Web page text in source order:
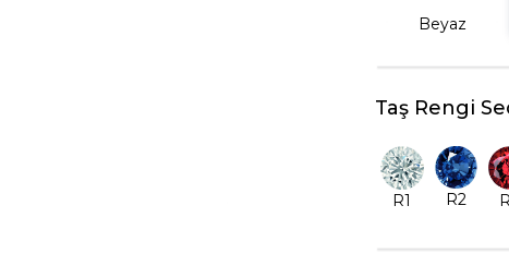
Beyaz
Taş Rengi
R1 R2